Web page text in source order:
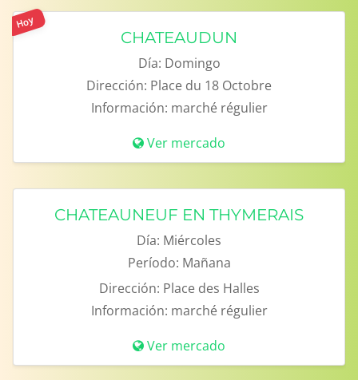
Hoy
CHATEAUDUN
Día: Domingo
Dirección: Place du 18 Octobre
Información: marché régulier
Ver mercado
CHATEAUNEUF EN THYMERAIS
Día: Miércoles
Período: Mañana
Dirección: Place des Halles
Información: marché régulier
Ver mercado